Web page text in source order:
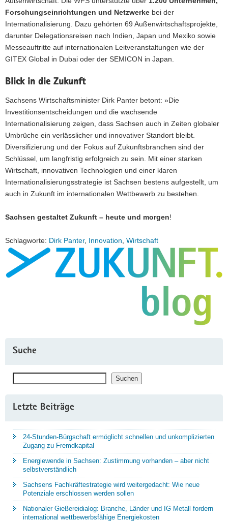
Forschungseinrichtungen und Netzwerke bei der
Internationalisierung. Dazu gehörten 69 Außenwirtschaftsprojekte,
darunter Delegationsreisen nach Indien, Japan und Mexiko sowie
Messeauftritte auf internationalen Leitveranstaltungen wie der
GITEX Global in Dubai oder der SEMICON in Japan.
Blick in die Zukunft
Sachsens Wirtschaftsminister Dirk Panter betont: »Die
Investitionsentscheidungen und die wachsende
Internationalisierung zeigen, dass Sachsen auch in Zeiten globaler
Umbrüche ein verlässlicher und innovativer Standort bleibt.
Diversifizierung und der Fokus auf Zukunftsbranchen sind der
Schlüssel, um langfristig erfolgreich zu sein. Mit einer starken
Wirtschaft, innovativen Technologien und einer klaren
Internationalisierungsstrategie ist Sachsen bestens aufgestellt, um
auch in Zukunft im internationalen Wettbewerb zu bestehen.
Sachsen gestaltet Zukunft – heute und morgen!
Schlagworte: Dirk Panter, Innovation Wirtschaft
Suche
Suchen
Letzte Beiträge
24-Stunden-Bürgschaft ermöglicht schnellen und unkomplizierten
Zugang zu Fremdkapital
Energiewende in Sachsen: Zustimmung vorhanden – aber nicht
selbstverständlich
Sachsens Fachkräftestrategie wird weitergedacht: Wie neue
Potenziale erschlossen werden sollen
Nationaler Gießereidialog: Branche, Länder und IG Metall fordern
international wettbewerbsfähige Energiekosten